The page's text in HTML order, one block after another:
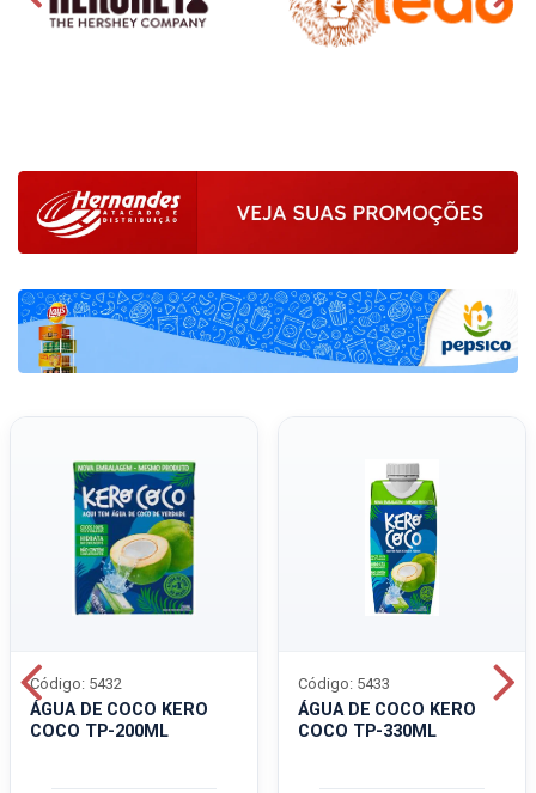
ÁGUA DE COCO KERO
COCO TP-200ML
Código: 5432
ÁGUA DE COCO KERO
COCO TP-330ML
Código: 5433